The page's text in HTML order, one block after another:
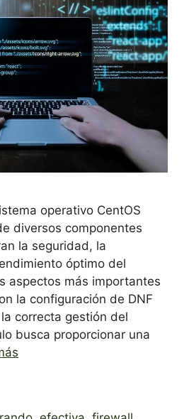
operativo CentOS
diversos componentes
la seguridad, la
óptimo del
aspectos más importantes
la configuración de DNF
correcta gestión del
busca proporcionar una